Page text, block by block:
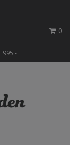
0
995:-